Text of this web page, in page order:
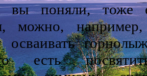
вы поняли, тоже
можно,
осваивать
есть